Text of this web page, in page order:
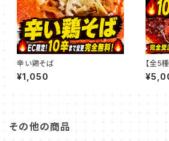
辛い鶏そば
¥1,050
【全5
帝王の
ルコー
その他の商品